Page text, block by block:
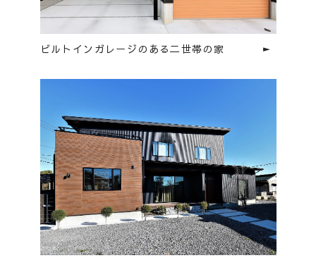
ビルトインガレージのある二世帯の家